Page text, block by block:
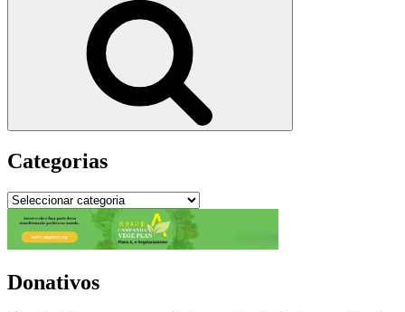
Categorias
Categorias
Donativos